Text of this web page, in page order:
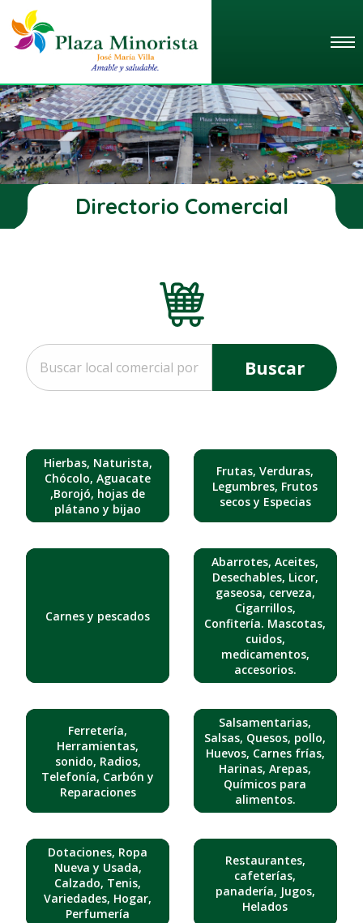
Directorio Comercial
Buscar
Hierbas, Naturista,
Chócolo, Aguacate
,Borojó, hojas de
plátano y bijao
Frutas, Verduras,
Legumbres, Frutos
secos y Especias
Carnes y pescados
Abarrotes, Aceites,
Desechables, Licor,
gaseosa, cerveza,
Cigarrillos,
Confitería. Mascotas,
cuidos,
medicamentos,
accesorios.
Ferretería,
Herramientas,
sonido, Radios,
Telefonía, Carbón y
Reparaciones
Salsamentarias,
Salsas, Quesos, pollo,
Huevos, Carnes frías,
Harinas, Arepas,
Químicos para
alimentos.
Dotaciones, Ropa
Nueva y Usada,
Calzado, Tenis,
Variedades, Hogar,
Perfumería
Restaurantes,
cafeterías,
panadería, Jugos,
Helados